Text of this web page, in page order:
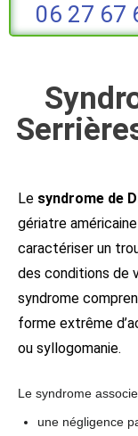
06 27 67
Le syndrome de
gériatre
caractériser un
des conditions de
syndrome
forme extrême
ou syllogomanie.
Le syndrome
une négligence